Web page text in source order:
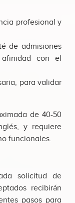
profesional y
de admisiones
con el
para validar
de 40-50
y requiere
funcionales.
solicitud de
recibirán
pasos para